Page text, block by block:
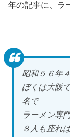
年の記事に、ラ
昭和５６年
ぼくは大阪
名で
ラーメン専
８人も座れ